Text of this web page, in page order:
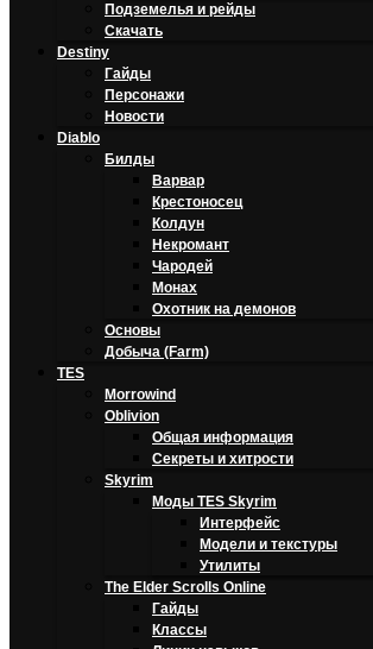
Подземелья и рейды
Скачать
Destiny
Гайды
Персонажи
Новости
Diablo
Билды
Варвар
Крестоносец
Колдун
Некромант
Чародей
Монах
Охотник на демонов
Основы
Добыча (Farm)
TES
Morrowind
Oblivion
Общая информация
Секреты и хитрости
Skyrim
Моды TES Skyrim
Интерфейс
Модели и текстуры
Утилиты
The Elder Scrolls Online
Гайды
Классы